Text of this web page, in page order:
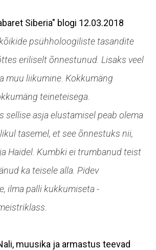
Siberia" blogi 12.03.2018
psühholoogiliste tasandite
eriliselt õnnestunud. Lisaks veel
muu liikumine. Kokkumäng
teineteisega.
sellise asja elustamisel peab olema
tasemel, et see õnnestuks nii,
Haidel. Kumbki ei trumbanud teist
ka teisele alla. Pidev
ilma palli kukkumiseta -
muusika ja armastus teevad